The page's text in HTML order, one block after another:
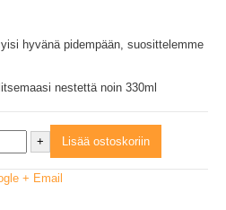
hyvänä pidempään, suosittelemme
nestettä noin 330ml
+ Lisää ostoskoriin
+ Email